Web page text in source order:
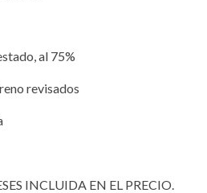
al 75%
revisados
INCLUIDA EN EL PRECIO.